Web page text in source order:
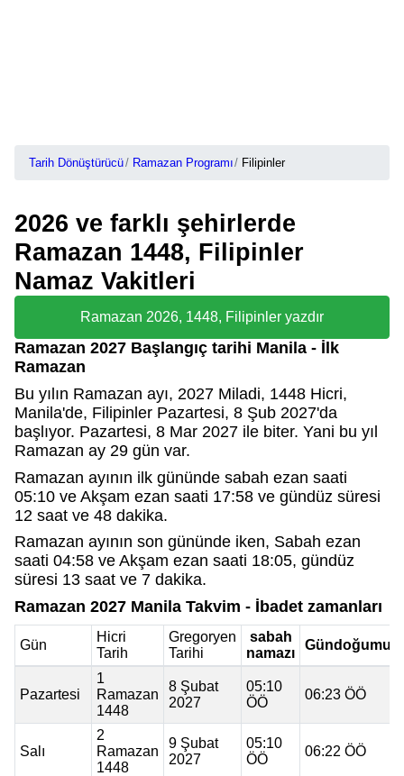
Tarih Dönüştürücü Ramazan Programı Filipinler
2026 ve farklı şehirlerde
Ramazan 1448, Filipinler
Namaz Vakitleri
Ramazan 2026, 1448, Filipinler yazdır
Ramazan 2027 Başlangıç tarihi Manila - İlk
Ramazan
Bu yılın Ramazan ayı, 2027 Miladi, 1448 Hicri,
Manila'de, Filipinler Pazartesi, 8 Şub 2027'da
başlıyor. Pazartesi, 8 Mar 2027 ile biter. Yani bu yıl
Ramazan ay 29 gün var.
Ramazan ayının ilk gününde sabah ezan saati
05:10 ve Akşam ezan saati 17:58 ve gündüz süresi
12 saat ve 48 dakika.
Ramazan ayının son gününde iken, Sabah ezan
saati 04:58 ve Akşam ezan saati 18:05, gündüz
süresi 13 saat ve 7 dakika.
Ramazan 2027 Manila Takvim - İbadet zamanları
Gün
Hicri
Tarih
Gregoryen
Tarihi
sabah
namazı
Gündoğumu
Pazartesi
1
Ramazan
1448
8 Şubat
2027
05:10
ÖÖ
06:23 ÖÖ
Salı
2
Ramazan
1448
9 Şubat
2027
05:10
ÖÖ
06:22 ÖÖ